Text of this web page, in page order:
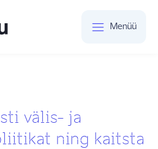
Menüü
välis- ja
ning kaitsta